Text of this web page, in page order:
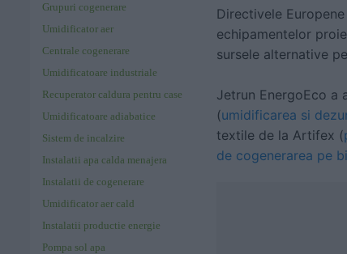
Grupuri cogenerare
Umidificator aer
Centrale cogenerare
Umidificatoare industriale
Recuperator caldura pentru case
Umidificatoare adiabatice
Sistem de incalzire
Instalatii apa calda menajera
Instalatii de cogenerare
Umidificator aer cald
Instalatii productie energie
Pompa sol apa
Directivele
echipamentelor
sursele alternative
Jetrun EnergoEco a
(umidificarea si
textile de la Artifex (
de cogenerarea pe